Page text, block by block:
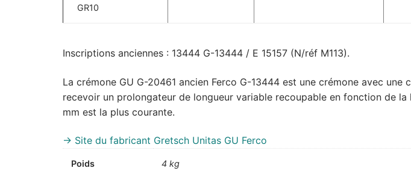
GR10
Inscriptions anciennes : 13444 G-13444 / E 15157 (N/réf M113).
La crémone GU G-20461 ancien Ferco G-13444 est une crémone avec
recevoir un prolongateur de longueur variable recoupable en fonction de
mm est la plus courante.
-> Site du fabricant Gretsch Unitas GU Ferco
Poids 4 kg